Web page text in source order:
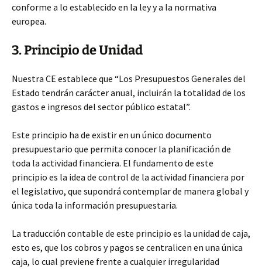
conforme a lo establecido en la ley y a la normativa
europea.
3. Principio de Unidad
Nuestra CE establece que “Los Presupuestos Generales del
Estado tendrán carácter anual, incluirán la totalidad de los
gastos e ingresos del sector público estatal”.
Este principio ha de existir en un único documento
presupuestario que permita conocer la planificación de
toda la actividad financiera. El fundamento de este
principio es la idea de control de la actividad financiera por
el legislativo, que supondrá contemplar de manera global y
única toda la información presupuestaria.
La traducción contable de este principio es la unidad de caja,
esto es, que los cobros y pagos se centralicen en una única
caja, lo cual previene frente a cualquier irregularidad